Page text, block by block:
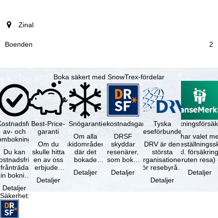
Zinal
2
Boka säkert med SnowTrex-fördelar
av- och
Du kan
frånträda
bokning
efter
…
Detaljer
Best-Price-
garanti
Om du
skulle hitta
en av oss
erbjuden
samma
Detaljer
Snögaranti
Om alla
skidområden
där det
bokade
gäller –
Detaljer
Resekostnadsgaranti
DRSF
skyddar
resenärer,
som bokat
paketresa
Detaljer
Tyska
reseförbundet
DRV är den
största
organisationen
för resebyråer
researrangörer
Detaljer
Du har valet
(inkl.
avbruten resa)
Detaljer
Säkerhet: